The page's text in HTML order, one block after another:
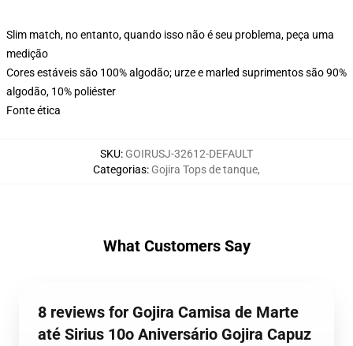
Slim match, no entanto, quando isso não é seu problema, peça uma
medição
Cores estáveis são 100% algodão; urze e marled suprimentos são 90%
algodão, 10% poliéster
Fonte ética
SKU: GOIRUSJ-32612-DEFAULT
Categorias: Gojira Tops de tanque,
What Customers Say
8 reviews for Gojira Camisa de Marte
até Sirius 10o Aniversário Gojira Capuz